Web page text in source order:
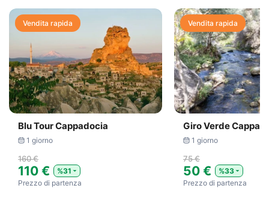
Vendita rapida
Blu Tour Cappadocia
1 giorno
160 €
110 €
%31
Prezzo di partenza
Vendita rapida
Giro Verde
1 giorno
75 €
50 €
%33
Prezzo di partenza